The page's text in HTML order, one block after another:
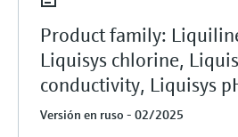
Product family:
Liquisys chlorine,
conductivity, Liquisys
Versión en ruso - 02/2025